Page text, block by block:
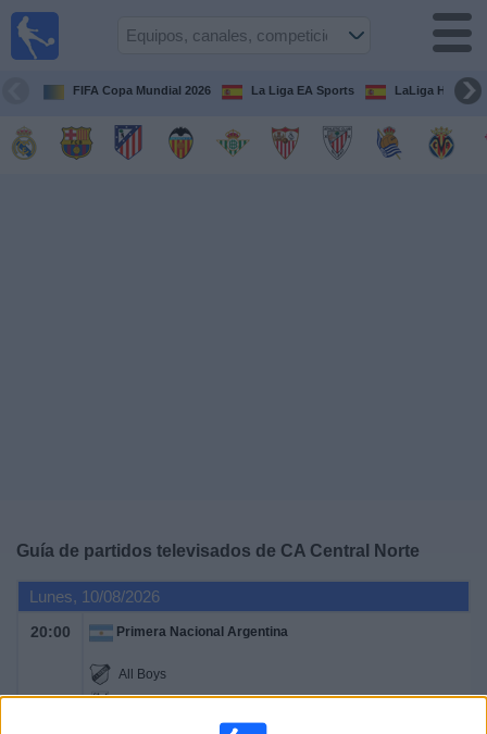
FIFA Copa Mundial 2026 La Liga EA Sports LaLiga
Guía de partidos televisados de CA Central Norte
Lunes, 10/08/2026
20:00 Primera Nacional Argentina
All Boys
CA Central Norte
Guía de
Televisados
Noticias